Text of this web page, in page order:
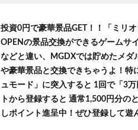
投資0円で豪華景品GET！！「ミリ
OPENの景品交換ができるゲームサ
などと違い、MGDXでは貯めたメダ
や豪華景品と交換できちゃうよ！特
ュモード」に突入すると 1回で「3
トから登録すると 通常1,500円分の
しポイント進呈中！ぜひ登録して遊